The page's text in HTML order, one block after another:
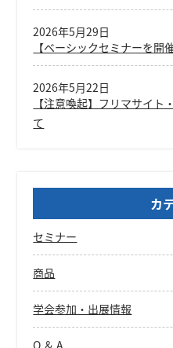
【ベーシックセミナーを開
2026年5月29日
【注意喚起】フリマサイ
て
2026年5月22日
カ
セミナー
商品
学会参加・出展情報
Q ＆ A